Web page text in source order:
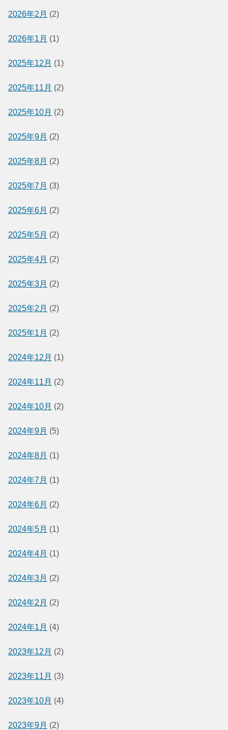
2026年2月 (2)
2026年1月 (1)
2025年12月 (1)
2025年11月 (2)
2025年10月 (2)
2025年9月 (2)
2025年8月 (2)
2025年7月 (3)
2025年6月 (2)
2025年5月 (2)
2025年4月 (2)
2025年3月 (2)
2025年2月 (2)
2025年1月 (2)
2024年12月 (1)
2024年11月 (2)
2024年10月 (2)
2024年9月 (5)
2024年8月 (1)
2024年7月 (1)
2024年6月 (2)
2024年5月 (1)
2024年4月 (1)
2024年3月 (2)
2024年2月 (2)
2024年1月 (4)
2023年12月 (2)
2023年11月 (3)
2023年10月 (4)
2023年9月 (2)